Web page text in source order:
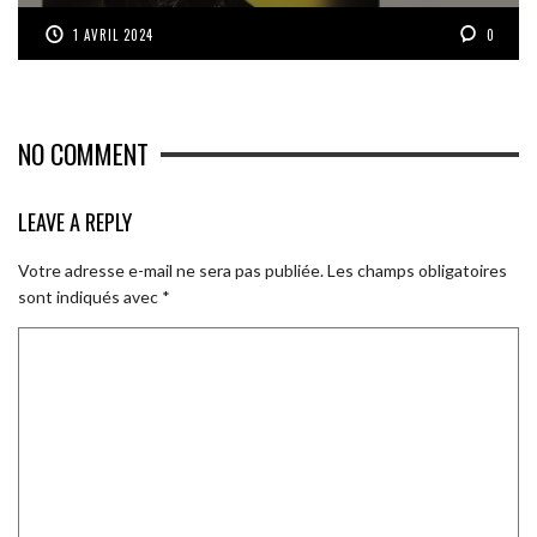
1 AVRIL 2024 0
NO COMMENT
LEAVE A REPLY
Votre adresse e-mail ne sera pas publiée.Les champs obligatoires
sont indiqués avec *